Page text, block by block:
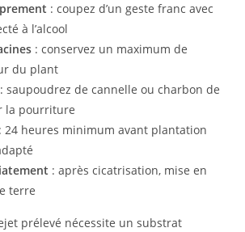
: coupez d’un geste franc avec
à l’alcool
: conservez un maximum de
du plant
: saupoudrez de cannelle ou charbon de
la pourriture
: 24 heures minimum avant plantation
: après cicatrisation, mise en
terre
prélevé nécessite un substrat